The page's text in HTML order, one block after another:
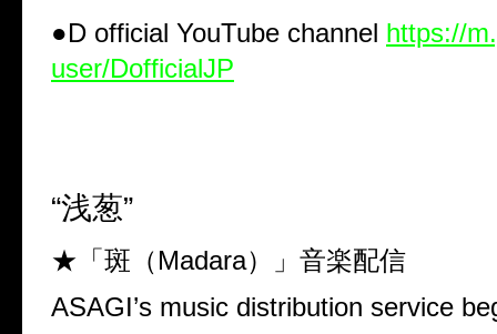
●D official YouTube channel https://
user/DofficialJP
“浅葱”
★「斑（Madara）」音楽配信
ASAGI’s music distribution service